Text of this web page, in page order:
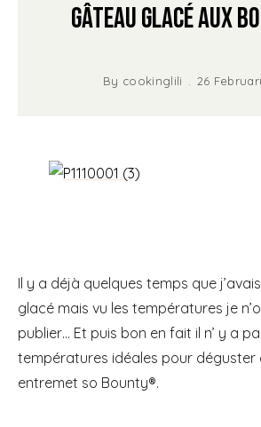
Gâteau glacé aux
By cookinglili 26
Il y a déjà quelques temps que
glacé mais vu les températures je
publier… Et puis bon en fait il n’ y a
températures idéales pour déguster
entremet so Bounty®.